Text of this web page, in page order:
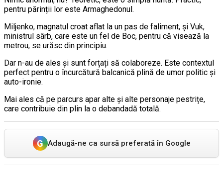
pentru părinții lor este Armaghedonul.
Miljenko, magnatul croat aflat la un pas de faliment, și Vuk,
ministrul sârb, care este un fel de Boc, pentru că visează la
metrou, se urăsc din principiu.
Dar n-au de ales și sunt forțați să colaboreze. Este contextul
perfect pentru o încurcătură balcanică plină de umor politic și
auto-ironie.
Mai ales că pe parcurs apar alte și alte personaje pestrițe,
care contribuie din plin la o debandadă totală.
G Adaugă-ne ca sursă preferată în Google